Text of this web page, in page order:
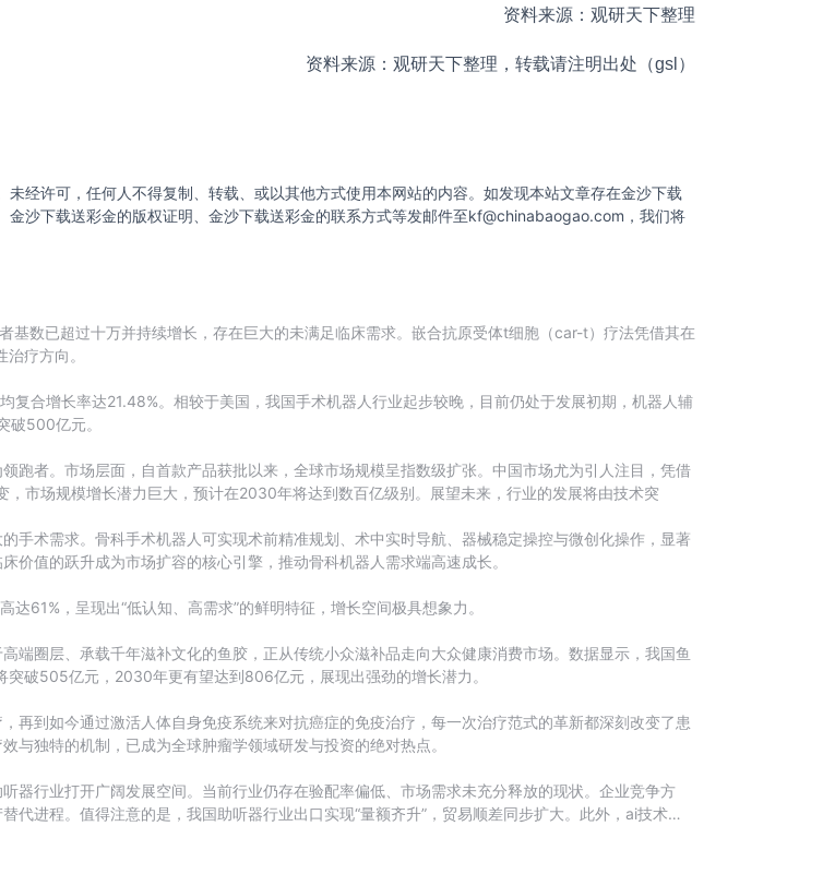
资料来源：观研天下整理
资料来源：观研天下整理，转载请注明出处（gsl）
未经许可，任何人不得复制、转载、或以其他方式使用本网站的内容。如发现本站文章存在金沙下载
沙下载送彩金的版权证明、金沙下载送彩金的联系方式等发邮件至kf@chinabaogao.com ，我们将
数已超过十万并持续增长，存在巨大的未满足临床需求。嵌合抗原受体t细胞（car-t）疗法凭借其在
疗方向。
合增长率达21.48%。相较于美国，我国手术机器人行业起步较晚，目前仍处于发展初期，机器人辅
破500亿元。
跑者。市场层面，自首款产品获批以来，全球市场规模呈指数级扩张。中国市场尤为引人注目，凭借
，市场规模增长潜力巨大，预计在2030年将达到数百亿级别。展望未来，行业的发展将由技术突
手术需求。骨科手术机器人可实现术前精准规划、术中实时导航、器械稳定操控与微创化操作，显著
值的跃升成为市场扩容的核心引擎，推动骨科机器人需求端高速成长。
61%，呈现出“低认知、高需求”的鲜明特征，增长空间极具想象力。
端圈层、承载千年滋补文化的鱼胶，正从传统小众滋补品走向大众健康消费市场。数据显示，我国鱼
破505亿元，2030年更有望达到806亿元，展现出强劲的增长潜力。
再到如今通过激活人体自身免疫系统来对抗癌症的免疫治疗，每一次治疗范式的革新都深刻改变了患
与独特的机制，已成为全球肿瘤学领域研发与投资的绝对热点。
器行业打开广阔发展空间。当前行业仍存在验配率偏低、市场需求未充分释放的现状。企业竞争方
进程。值得注意的是，我国助听器行业出口实现“量额齐升”，贸易顺差同步扩大。此外，ai技术与